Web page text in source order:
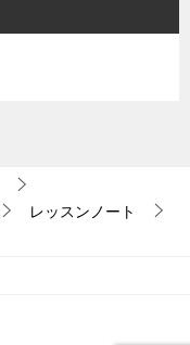
レッスンノート